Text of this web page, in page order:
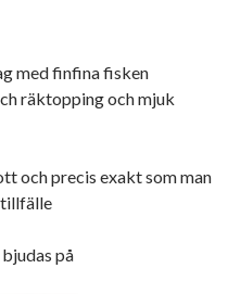
med finfina fisken
räktopping och mjuk
och precis exakt som man
tillfälle
på